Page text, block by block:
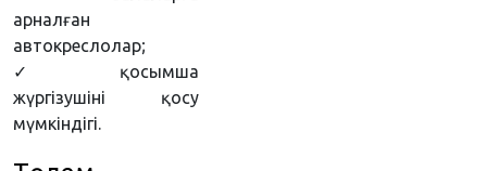
арналған
автокреслолар;
✓ қосымша
жүргізушіні қосу
мүмкіндігі.